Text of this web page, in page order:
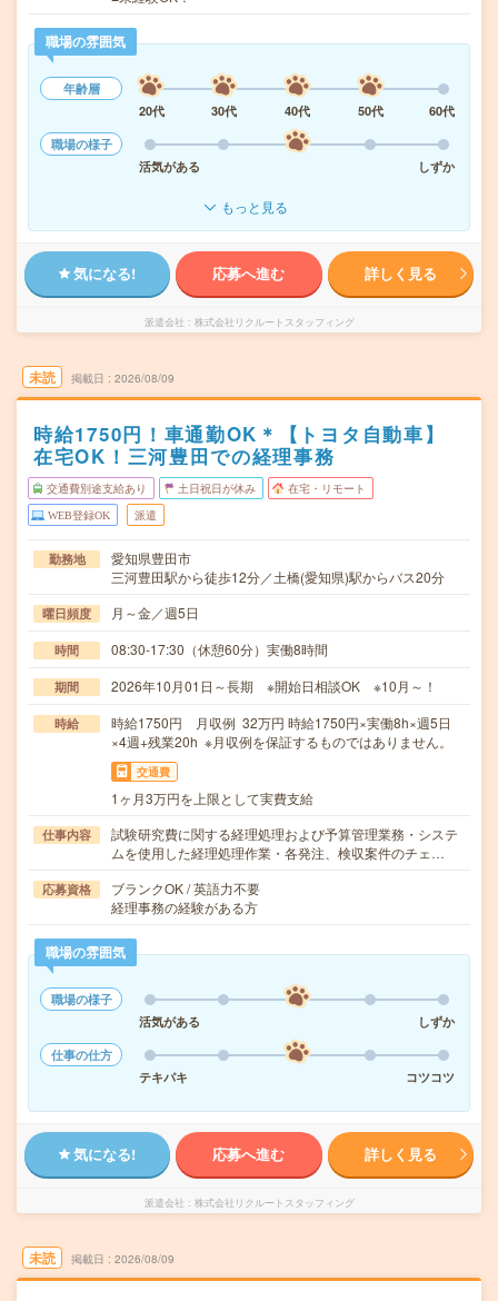
職場の雰囲気
年齢層
20代
30代 40代 50代
60代
職場の様子
活気がある
しずか
もっと見る
気になる! 応募へ進む 詳しく見る
派遣会社 株式会社リクルートスタッフィング
未読 掲載日 2026/08/09
時給1750円！車通勤OK＊【トヨタ自動車】
在宅OK！三河豊田での経理事務
交通費別途支給あり 土日祝日が休み 在宅・リモート
WEB登録OK 派遣
勤務地
愛知県豊田市
三河豊田駅から徒歩12分／土橋(愛知県)駅からバス20分
曜日頻度 月～金／週5日
時間 08:30-17:30（休憩60分）実働8時間
期間 2026年10月01日～長期 ※開始日相談OK ※10月～！
時給
時給1750円 月収例 32万円 時給1750円×実働8h×週5日
×4週+残業20h ※月収例を保証するものではありません。
交通費
1ヶ月3万円を上限として実費支給
仕事内容
試験研究費に関する経理処理および予算管理業務・システ
ムを使用した経理処理作業・各発注、検収案件のチェ…
応募資格
ブランクOK / 英語力不要
経理事務の経験がある方
職場の雰囲気
職場の様子
活気がある
しずか
仕事の仕方
テキパキ
コツコツ
気になる! 応募へ進む 詳しく見る
派遣会社 株式会社リクルートスタッフィング
未読 掲載日 2026/08/09